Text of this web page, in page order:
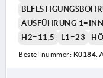
AUSFÜHRUNG
H2=11,5
L1=23
Bestellnummer: